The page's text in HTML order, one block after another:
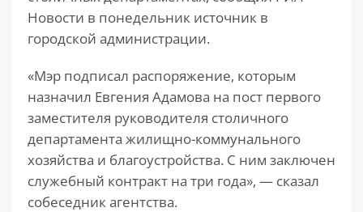
Новости в понедельник источник в
городской администрации.
«Мэр подписал распоряжение, которым
назначил Евгения Адамова на пост первого
заместителя руководителя столичного
департамента жилищно-коммунального
хозяйства и благоустройства. С ним заключен
служебный контракт на три года», — сказал
собеседник агентства.